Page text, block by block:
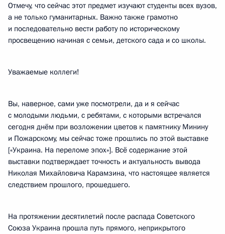
Отмечу, что сейчас этот предмет изучают студенты всех вузов,
а не только гуманитарных. Важно также грамотно
и последовательно вести работу по историческому
просвещению начиная с семьи, детского сада и со школы.
Уважаемые коллеги!
Вы, наверное, сами уже посмотрели, да и я сейчас
с молодыми людьми, с ребятами, с которыми встречался
сегодня днём при возложении цветов к памятнику Минину
и Пожарскому, мы сейчас тоже прошлись по этой выставке
[«Украина. На переломе эпох»]. Всё содержание этой
выставки подтверждает точность и актуальность вывода
Николая Михайловича Карамзина, что настоящее является
следствием прошлого, прошедшего.
На протяжении десятилетий после распада Советского
Союза Украина прошла путь прямого, неприкрытого